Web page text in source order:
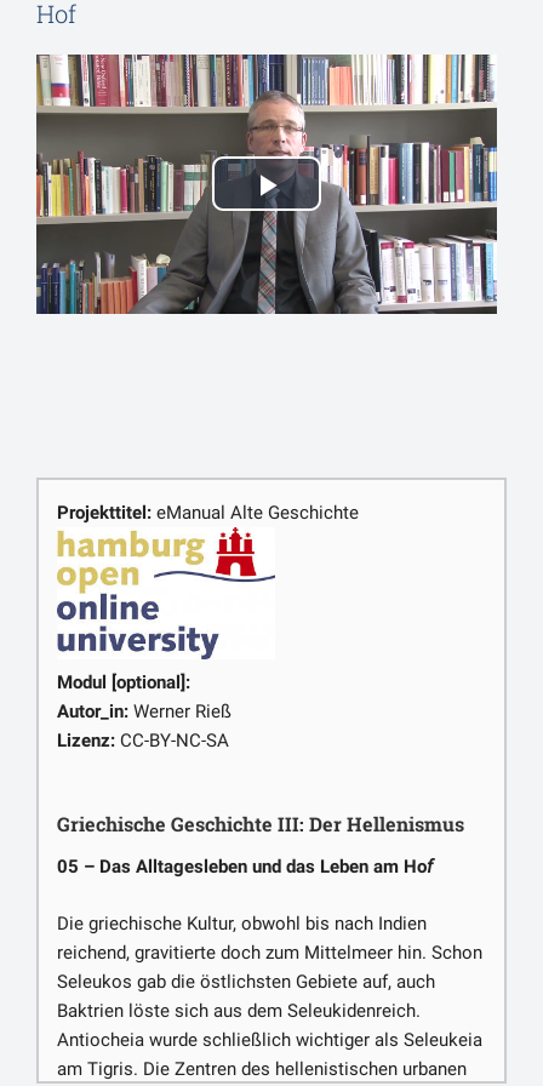
Hof
Projekttitel: eManual Alte Geschichte
Modul [optional]:
Autor_in: Werner Rieß
Lizenz: CC-BY-NC-SA
Griechische Geschichte III: Der Hellenismus
05 – Das Alltagesleben und das Leben am Hof
Die griechische Kultur, obwohl bis nach Indien
reichend, gravitierte doch zum Mittelmeer hin. Schon
Seleukos gab die östlichsten Gebiete auf, auch
Baktrien löste sich aus dem Seleukidenreich.
Antiocheia wurde schließlich wichtiger als Seleukeia
am Tigris. Die Zentren des hellenistischen urbanen